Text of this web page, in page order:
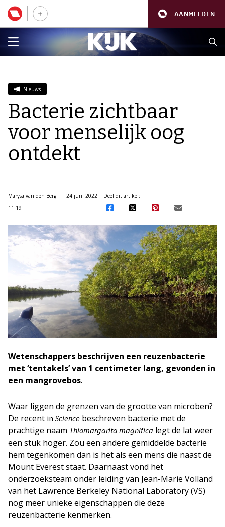
AANMELDEN
Nieuws
Bacterie zichtbaar
voor menselijk oog
ontdekt
Marysa van den Berg
24 juni 2022
11:19
Deel dit artikel:
Wetenschappers beschrijven een reuzenbacterie
met ‘tentakels’ van 1 centimeter lang, gevonden in
een mangrovebos.
Waar liggen de grenzen van de grootte van microben?
De recent in Science beschreven bacterie met de
prachtige naam Thiomargarita magnifica legt de lat weer
een stuk hoger. Zou een andere gemiddelde bacterie
hem tegenkomen dan is het als een mens die naast de
Mount Everest staat. Daarnaast vond het
onderzoeksteam onder leiding van Jean-Marie Volland
van het Lawrence Berkeley National Laboratory (VS)
nog meer unieke eigenschappen die deze
reuzenbacterie kenmerken.